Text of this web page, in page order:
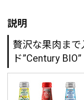
説明
贅沢な果肉ま
ド”Century BIO”